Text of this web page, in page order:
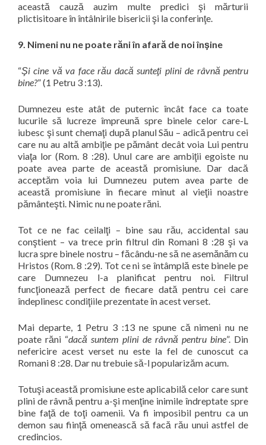
această cauză auzim multe predici şi mărturii
plictisitoare în întâlnirile bisericii şi la conferinţe.
9. Nimeni nu ne poate răni în afară de noi înşine
“Şi cine vă va face rău dacă sunteţi plini de râvnă pentru
bine?” (1 Petru 3 :13).
Dumnezeu este atât de puternic încât face ca toate
lucurile să lucreze împreună spre binele celor care-L
iubesc şi sunt chemaţi după planul Său – adică pentru cei
care nu au altă ambiţie pe pământ decât voia Lui pentru
viaţa lor (Rom. 8 :28). Unul care are ambiţii egoiste nu
poate avea parte de această promisiune. Dar dacă
acceptăm voia lui Dumnezeu putem avea parte de
această promisiune în fiecare minut al vieţii noastre
pământeşti. Nimic nu ne poate răni.
Tot ce ne fac ceilalţi – bine sau rău, accidental sau
conştient – va trece prin filtrul din Romani 8 :28 şi va
lucra spre binele nostru – făcându-ne să ne asemănăm cu
Hristos (Rom. 8 :29). Tot ce ni se întâmplă este binele pe
care Dumnezeu l-a planificat pentru noi. Filtrul
funcţionează perfect de fiecare dată pentru cei care
îndeplinesc condiţiile prezentate în acest verset.
Mai departe, 1 Petru 3 :13 ne spune că nimeni nu ne
poate răni “dacă suntem plini de râvnă pentru bine”. Din
nefericire acest verset nu este la fel de cunoscut ca
Romani 8 :28. Dar nu trebuie să-l popularizăm acum.
Totuşi această promisiune este aplicabilă celor care sunt
plini de râvnă pentru a-şi menţine inimile îndreptate spre
bine faţă de toţi oamenii. Va fi imposibil pentru ca un
demon sau fiinţă omenească să facă rău unui astfel de
credincios.